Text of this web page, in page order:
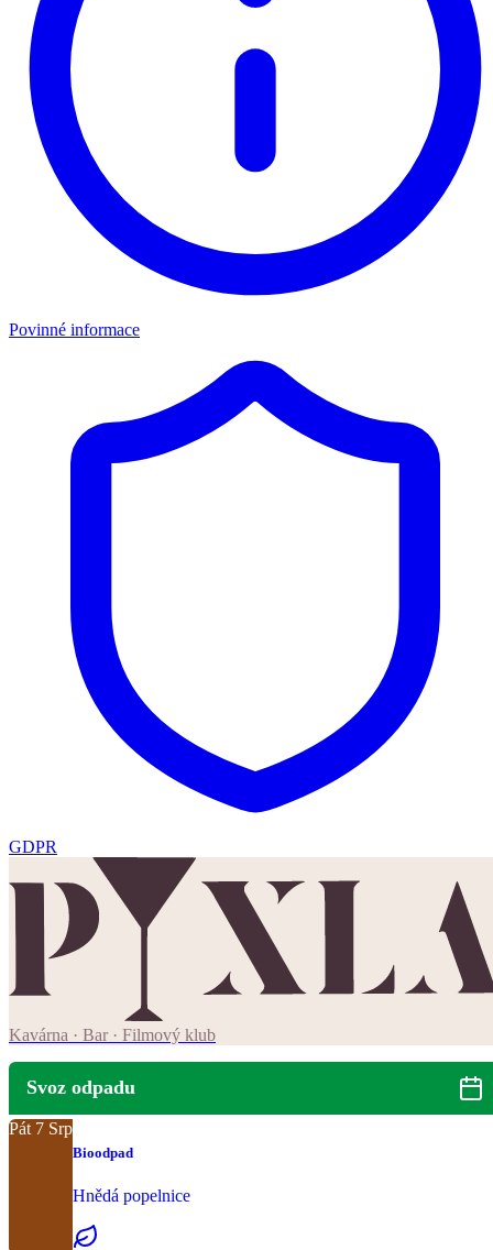
Povinné informace
GDPR
Kavárna · Bar · Filmový klub
Svoz odpadu
Pát 7 Srp
Bioodpad
Hnědá popelnice